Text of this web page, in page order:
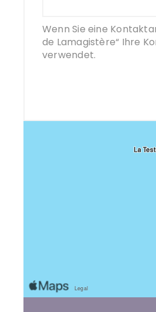
Wenn Sie eine
de Lamagistère“ Ihre
verwendet.